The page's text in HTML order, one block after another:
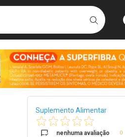
BUSCAR
Breadcrumb
Suplemento Alimentar
nenhuma avaliação 0